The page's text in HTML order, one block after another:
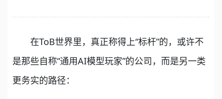
在ToB世界里，真正称得上“标杆”的，或许不
是那些自称“通用AI模型玩家”的公司，而是另一类
更务实的路径：